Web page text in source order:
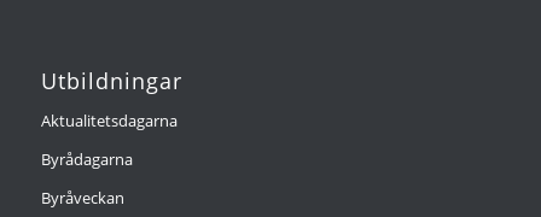
Utbildningar
Aktualitetsdagarna
Byrådagarna
Byråveckan